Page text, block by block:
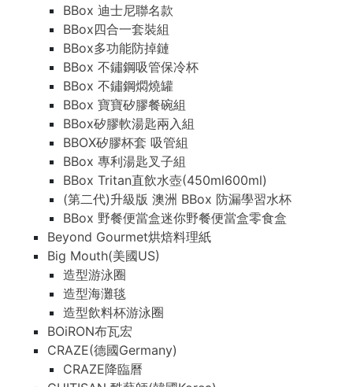
BBox 迪士尼聯名款
BBox四合一套裝組
BBox多功能防掉鏈
BBox 不鏽鋼吸管保冷杯
BBox 不鏽鋼燜燒罐
BBox 寶寶矽膠餐碗組
BBox矽膠軟湯匙兩入組
BBOX矽膠杯套 吸管組
BBox 專利湯匙叉子組
BBox Tritan直飲水壺(450ml600ml)
(第二代)升級版 澳洲 BBox 防漏學習水杯
BBox 野餐便當盒迷你野餐便當盒零食盒
Beyond Gourmet烘焙料理紙
Big Mouth(美國US)
造型游泳圈
造型海灘毯
造型飲料杯游泳圈
BOiRON布瓦宏
CRAZE(德國Germany)
CRAZE降臨曆